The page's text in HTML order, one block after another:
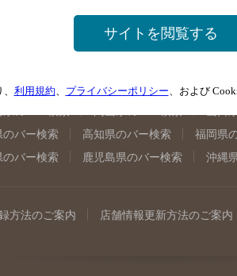
宮城県のバー検索 秋田県
山梨県のバー検索 長野県
バー検索 大阪府のバー検索 京都府
のバー検索 高知県のバー検索 福岡県
のバー検索 鹿児島県のバー検索 沖縄
方法のご案内 店舗情報更新方法のご案内
サイトを閲覧する
利用規約 プライバシーポリシー 、および